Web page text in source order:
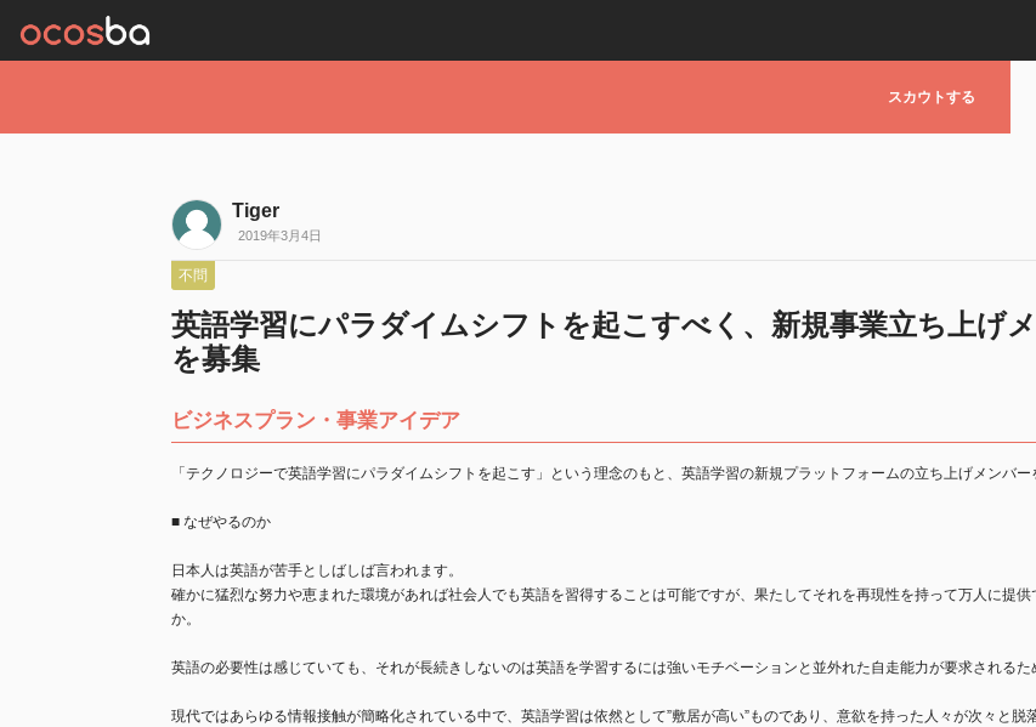
スカウトする
Tiger
2019年3月4日
不問
英語学習にパラダイムシフトを起こすべく、新規事業立ち上げ
を募集
ビジネスプラン・事業アイデア
「テクノロジーで英語学習にパラダイムシフトを起こす」という理念のもと、英語学習の新規プラットフォームの立ち上げメンバー
■ なぜやるのか
日本人は英語が苦手としばしば言われます。
確かに猛烈な努力や恵まれた環境があれば社会人でも英語を習得することは可能ですが、果たしてそれを再現性を持って万人に提供
か。
英語の必要性は感じていても、それが長続きしないのは英語を学習するには強いモチベーションと並外れた自走能力が要求されるた
現代ではあらゆる情報接触が簡略化されている中で、英語学習は依然として”敷居が高い”ものであり、意欲を持った人々が次々と脱